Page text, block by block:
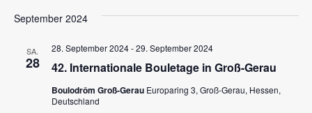
c
t
t
September 2024
SA.
28 42. Internationale Bouletage in Groß-Gerau
28. September 2024-29. September 2024
Boulodrôm Groß-Gerau Europaring 3, Groß-Gerau, Hessen,
Deutschland